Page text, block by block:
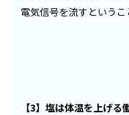
電気信号を流すというこ
【3】塩は体温を上げる